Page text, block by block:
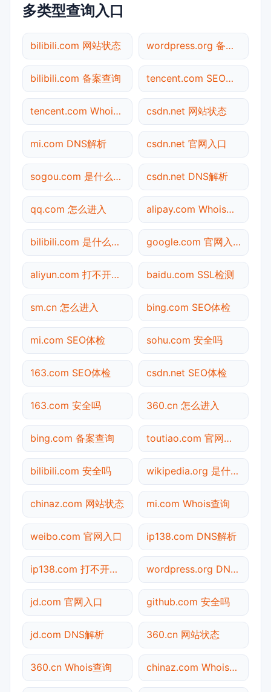
多类型查询入口
bilibili.com 网站状态 wordpress.org 备案查询
bilibili.com 备案查询 tencent.com SEO体检
tencent.com Whois查询 csdn.net 网站状态
mi.com DNS解析 csdn.net 官网入口
sogou.com 是什么网站 csdn.net DNS解析
qq.com 怎么进入 alipay.com Whois查询
bilibili.com 是什么网站 google.com 官网入口
aliyun.com 打不开检测 baidu.com SSL检测
sm.cn 怎么进入 bing.com SEO体检
mi.com SEO体检 sohu.com 安全吗
163.com SEO体检 csdn.net SEO体检
163.com 安全吗 360.cn 怎么进入
bing.com 备案查询 toutiao.com 官网入口
bilibili.com 安全吗 wikipedia.org 是什么网站
chinaz.com 网站状态 mi.com Whois查询
weibo.com 官网入口 ip138.com DNS解析
ip138.com 打不开检测 wordpress.org DNS解析
jd.com 官网入口 github.com 安全吗
jd.com DNS解析 360.cn 网站状态
360.cn Whois查询 chinaz.com Whois查询